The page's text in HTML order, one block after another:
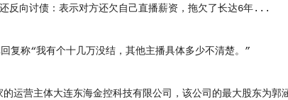
向讨债：表示对方还欠自己直播薪资，拖欠了长达6年...
称“我有个十几万没结，其他主播具体多少不清楚。”
运营主体大连东海金控科技有限公司，该公司的最大股东为郭